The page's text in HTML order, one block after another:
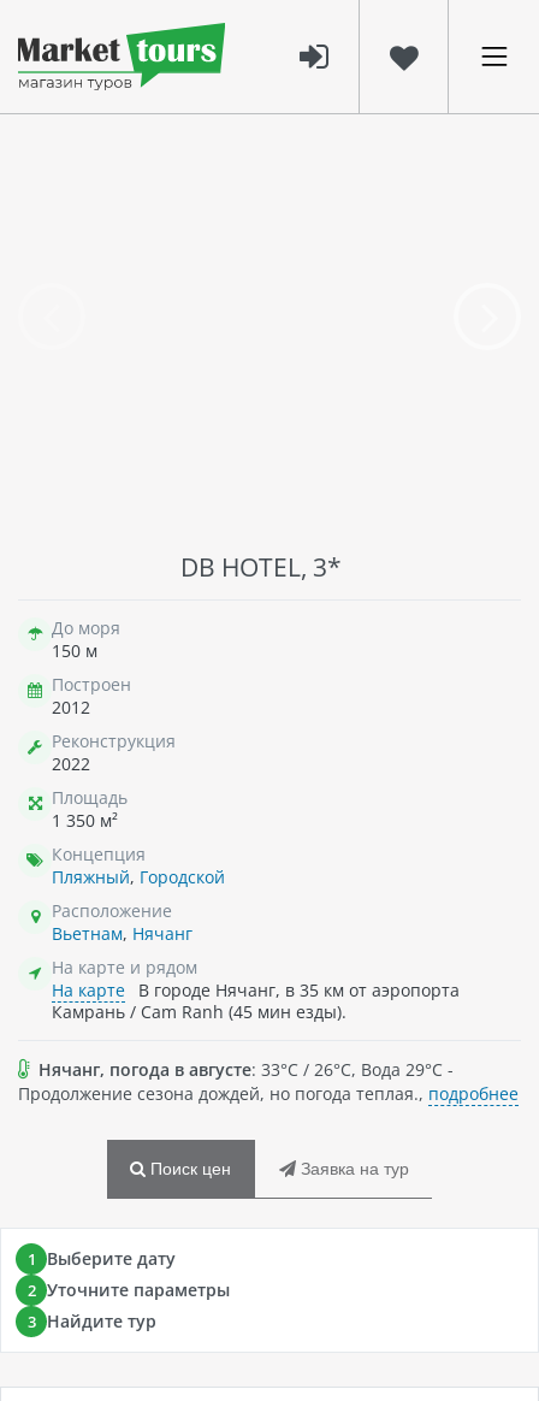
DB HOTEL, 3*
До моря
150 м
Построен
2012
Реконструкция
2022
Площадь
1 350 м²
Концепция
Пляжный, Городской
Расположение
Вьетнам, Нячанг
На карте и рядом
На карте
В городе Нячанг, в 35 км от аэропорта
Камрань / Cam Ranh (45 мин езды).
Нячанг, погода в августе: 33°C / 26°C, Вода 29°C -
Продолжение сезона дождей, но погода теплая., подробнее
Поиск цен Заявка на тур
1 Выберите дату
2 Уточните параметры
3 Найдите тур